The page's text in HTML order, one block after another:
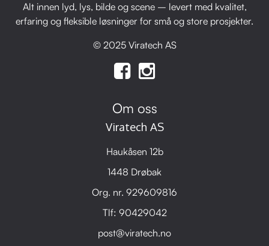
Alt innen lyd, lys, bilde og scene – levert med kvalitet,
erfaring og fleksible løsninger for små og store prosjekter.
© 2025 Viratech AS
Om oss
Viratech AS
Haukåsen 12b
1448 Drøbak
Org. nr. 929609816
Tlf: 90429042
post@viratech.no